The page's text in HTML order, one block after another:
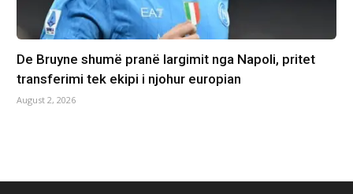
De Bruyne shumë pranë largimit nga Napoli, pritet
transferimi tek ekipi i njohur europian
August 2, 2026